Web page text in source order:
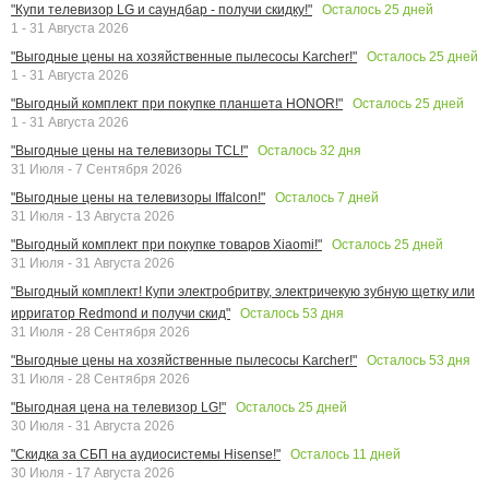
"Купи телевизор LG и саундбар - получи скидку!"
Осталось 25 дней
1 - 31 Августа 2026
"Выгодные цены на хозяйственные пылесосы Karcher!"
Осталось 25 дней
1 - 31 Августа 2026
"Выгодный комплект при покупке планшета HONOR!"
Осталось 25 дней
1 - 31 Августа 2026
"Выгодные цены на телевизоры TCL!"
Осталось 32 дня
31 Июля - 7 Сентября 2026
"Выгодные цены на телевизоры Iffalcon!"
Осталось 7 дней
31 Июля - 13 Августа 2026
"Выгодный комплект при покупке товаров Xiaomi!"
Осталось 25 дней
31 Июля - 31 Августа 2026
"Выгодный комплект! Купи электробритву, электричекую зубную щетку или
ирригатор Redmond и получи скид"
Осталось 53 дня
31 Июля - 28 Сентября 2026
"Выгодные цены на хозяйственные пылесосы Karcher!"
Осталось 53 дня
31 Июля - 28 Сентября 2026
"Выгодная цена на телевизор LG!"
Осталось 25 дней
30 Июля - 31 Августа 2026
"Скидка за СБП на аудиосистемы Hisense!"
Осталось 11 дней
30 Июля - 17 Августа 2026